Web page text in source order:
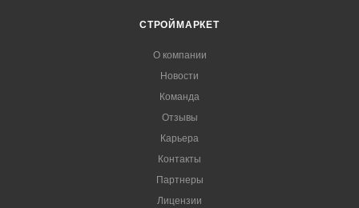
СТРОЙМАРКЕТ
О компании
Новости
Команда
Отзывы
Карьера
Контакты
Партнеры
Лицензии